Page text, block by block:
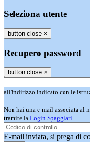
Seleziona utente
button close ×
Recupero password
button close ×
all'indirizzo indicato con le
Non hai una e-mail associata al
tramite la Login Spaggiari
E-mail inviata, si prega di